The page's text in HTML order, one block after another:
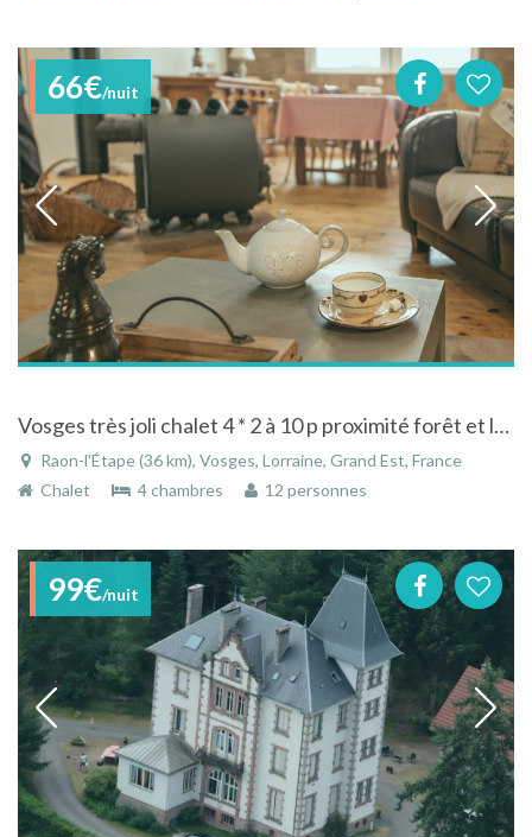
66€/nuit
Vosges très joli chalet 4 * 2 à 10 p proximité forêt et lac de Pierre Percée
Raon-l'Étape (36 km), Vosges, Lorraine, Grand Est, France
Chalet
4 chambres 12 personnes
99€/nuit